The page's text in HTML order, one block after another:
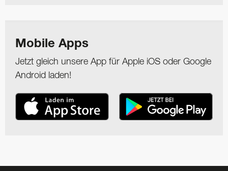
Mobile Apps
Jetzt gleich unsere App für Apple iOS oder Google
Android laden!